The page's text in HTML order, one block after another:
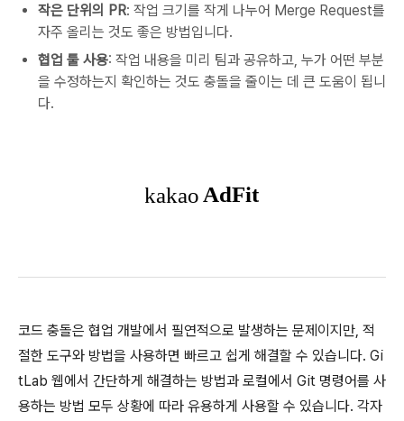
작은 단위의 PR: 작업 크기를 작게 나누어 Merge Request를
자주 올리는 것도 좋은 방법입니다.
협업 툴 사용: 작업 내용을 미리 팀과 공유하고, 누가 어떤 부분
을 수정하는지 확인하는 것도 충돌을 줄이는 데 큰 도움이 됩니
다.
코드 충돌은 협업 개발에서 필연적으로 발생하는 문제이지만, 적
절한 도구와 방법을 사용하면 빠르고 쉽게 해결할 수 있습니다. Gi
tLab 웹에서 간단하게 해결하는 방법과 로컬에서 Git 명령어를 사
용하는 방법 모두 상황에 따라 유용하게 사용할 수 있습니다. 각자